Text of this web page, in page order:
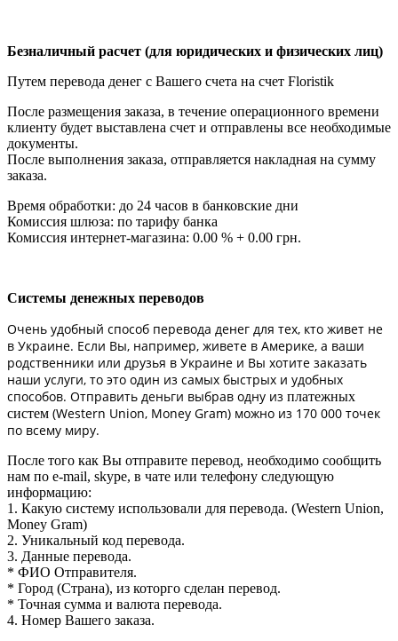
Безналичный расчет (для юридических и физических лиц)
Путем перевода денег с Вашего счета на счет Floristik
После размещения заказа, в течение операционного времени
клиенту будет выставлена счет и отправлены все необходимые
документы.
После выполнения заказа, отправляется накладная на сумму
заказа.
Время обработки: до 24 часов в банковские дни
Комиссия шлюза: по тарифу банка
Комиссия интернет-магазина: 0.00 % + 0.00 грн.
Системы денежных переводов
Очень удобный способ перевода денег для тех, кто живет не
в Украине. Если Вы, например, живете в Америке, а ваши
родственники или друзья в Украине и Вы хотите заказать
наши услуги, то это один из самых быстрых и удобных
способов. Отправить деньги выбрав одну из платежных
систем (Western Union, Money Gram) можно из 170 000 точек
по всему миру.
После того как Вы отправите перевод, необходимо сообщить
нам по e-mail, skype, в чате или телефону следующую
информацию:
1. Какую систему использовали для перевода. (Western Union,
Money Gram)
2. Уникальный код перевода.
3. Данные перевода.
* ФИО Отправителя.
* Город (Страна), из которго сделан перевод.
* Точная сумма и валюта перевода.
4. Номер Вашего заказа.